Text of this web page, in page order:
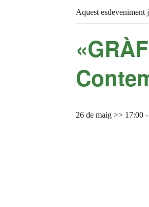
Aquest esdeveniment
26 de maig >> 17:00 -